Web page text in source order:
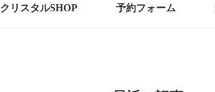
クリスタルSHOP 予約フォーム